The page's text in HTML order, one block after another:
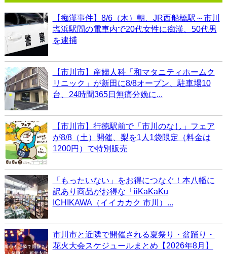
【痴漢事件】8/6（木）朝、JR西船橋駅～市川
塩浜駅間の電車内で20代女性に痴漢、50代男
を逮捕
【市川市】産婦人科「和マタニティホームク
リニック」が新田に8/8オープン、駐車場10
台、24時間365日無痛分娩に...
【市川市】行徳駅前で「市川のなし」フェア
が8/8（土）開催、梨を1人1袋限定（料金は
1200円）で特別販売
「もったいない」をお得につなぐ！本八幡に
訳あり商品がお得な「iiKaKaKu
ICHIKAWA（イイカカク 市川）...
市川市と近隣で開催される夏祭り・盆踊り・
花火大会スケジュールまとめ【2026年8月】